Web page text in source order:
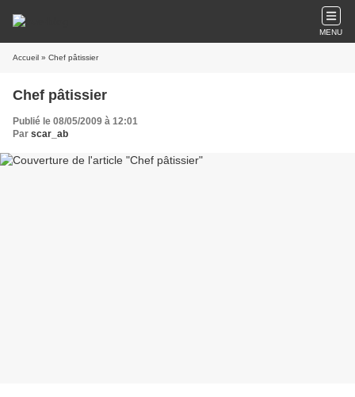
MENU
Accueil » Chef pâtissier
Chef pâtissier
Publié le 08/05/2009 à 12:01
Par scar_ab